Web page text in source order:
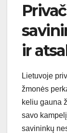
ir
Lietuvoje
žmonės
keliu gauna
savo
savininkų